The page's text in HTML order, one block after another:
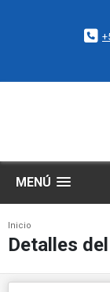
MENÚ
Inicio
Detalles